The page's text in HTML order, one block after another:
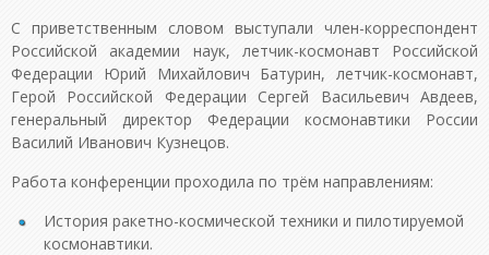
С приветственным словом выступали член-корреспондент
Российской академии наук, летчик-космонавт Российской
Федерации Юрий Михайлович Батурин, летчик-космонавт,
Герой Российской Федерации Сергей Васильевич Авдеев,
генеральный директор Федерации космонавтики России
Василий Иванович Кузнецов.
Работа конференции проходила по трём направлениям:
История ракетно-космической техники и пилотируемой
космонавтики.